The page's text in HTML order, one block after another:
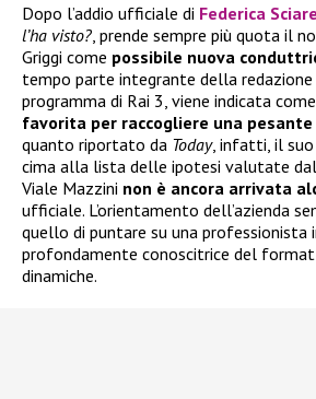
Dopo l’addio ufficiale di Federica
l’ha visto? , prende sempre più quota il
Griggi come possibile nuova
tempo parte integrante della
programma di Rai 3, viene indicata
favorita per raccogliere una
quanto riportato da Today, infatti, il suo
cima alla lista delle ipotesi valutate
Viale Mazzini non è ancora arrivata
ufficiale. L’orientamento dell’azienda
quello di puntare su una professionista
profondamente conoscitrice del
dinamiche.